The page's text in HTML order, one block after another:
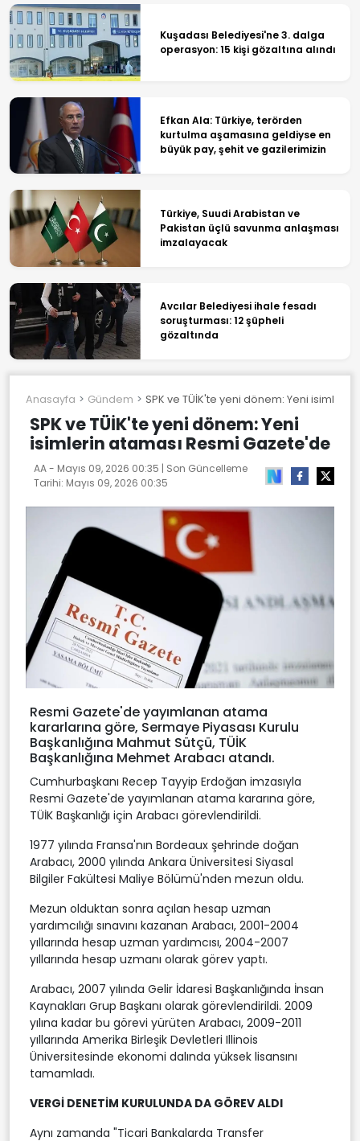
Kuşadası Belediyesi'ne 3. dalga
operasyon: 15 kişi gözaltına alındı
Efkan Ala: Türkiye, terörden
kurtulma aşamasına geldiyse en
büyük pay, şehit ve gazilerimizin
Türkiye, Suudi Arabistan ve
Pakistan üçlü savunma anlaşması
imzalayacak
Avcılar Belediyesi ihale fesadı
soruşturması: 12 şüpheli
gözaltında
Anasayfa Gündem SPK ve TÜİK'te yeni dönem: Yeni
SPK ve TÜİK'te yeni dönem: Yeni
isimlerin ataması Resmi Gazete'de
AA - Mayıs 09, 2026 00:35 | Son Güncelleme
Tarihi: Mayıs 09, 2026 00:35
Resmi Gazete'de yayımlanan atama
kararlarına göre, Sermaye Piyasası Kurulu
Başkanlığına Mahmut Sütçü, TÜİK
Başkanlığına Mehmet Arabacı atandı.
Cumhurbaşkanı Recep Tayyip Erdoğan imzasıyla
Resmi Gazete'de yayımlanan atama kararına göre,
TÜİK Başkanlığı için Arabacı görevlendirildi.
1977 yılında Fransa'nın Bordeaux şehrinde doğan
Arabacı, 2000 yılında Ankara Üniversitesi Siyasal
Bilgiler Fakültesi Maliye Bölümü'nden mezun oldu.
Mezun olduktan sonra açılan hesap uzman
yardımcılığı sınavını kazanan Arabacı, 2001-2004
yıllarında hesap uzman yardımcısı, 2004-2007
yıllarında hesap uzmanı olarak görev yaptı.
Arabacı, 2007 yılında Gelir İdaresi Başkanlığında İnsan
Kaynakları Grup Başkanı olarak görevlendirildi. 2009
yılına kadar bu görevi yürüten Arabacı, 2009-2011
yıllarında Amerika Birleşik Devletleri Illinois
Üniversitesinde ekonomi dalında yüksek lisansını
tamamladı.
VERGİ DENETİM KURULUNDA DA GÖREV ALDI
Aynı zamanda "Ticari Bankalarda Transfer